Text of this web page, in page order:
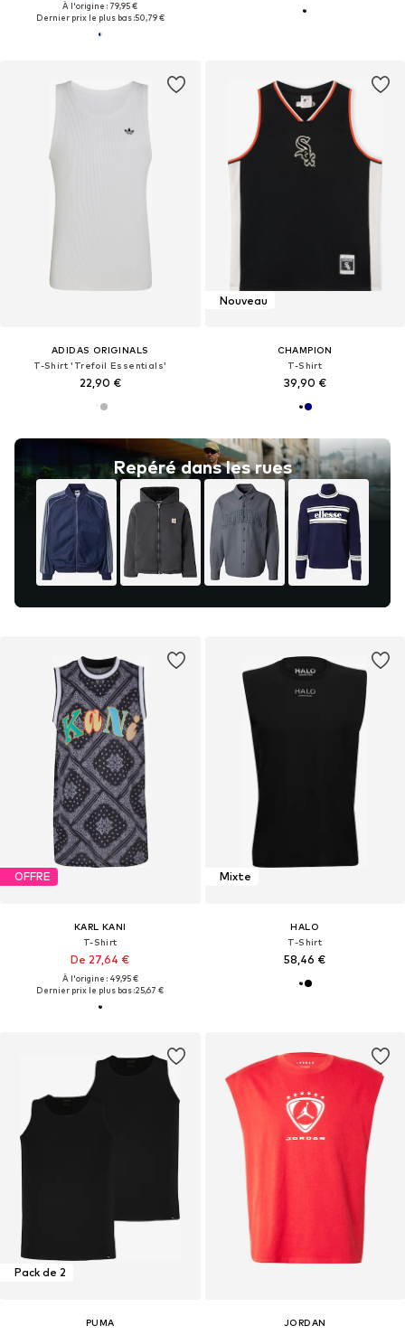
À l'origine : 79,95 €
Dernier prix le plus bas :50,79 €
ADIDAS ORIGINALS
T-Shirt 'Trefoil Essentials'
22,90 €
Repéré dans les rues
Nouveau
CHAMPION
T-Shirt
39,90 €
OFFRE
KARL KANI
T-Shirt
De 27,64 €
À l'origine : 49,95 €
Dernier prix le plus bas :25,67 €
Mixte
HALO
T-Shirt
58,46 €
Pack de 2
PUMA
JORDAN